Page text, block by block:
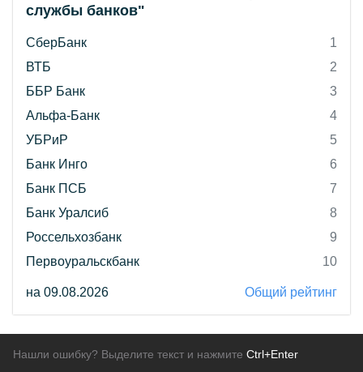
службы банков"
СберБанк
1
ВТБ
2
ББР Банк
3
Альфа-Банк
4
УБРиР
5
Банк Инго
6
Банк ПСБ
7
Банк Уралсиб
8
Россельхозбанк
9
Первоуральскбанк
10
на 09.08.2026 Общий рейтинг
Нашли ошибку? Выделите текст и нажмите Ctrl+Enter